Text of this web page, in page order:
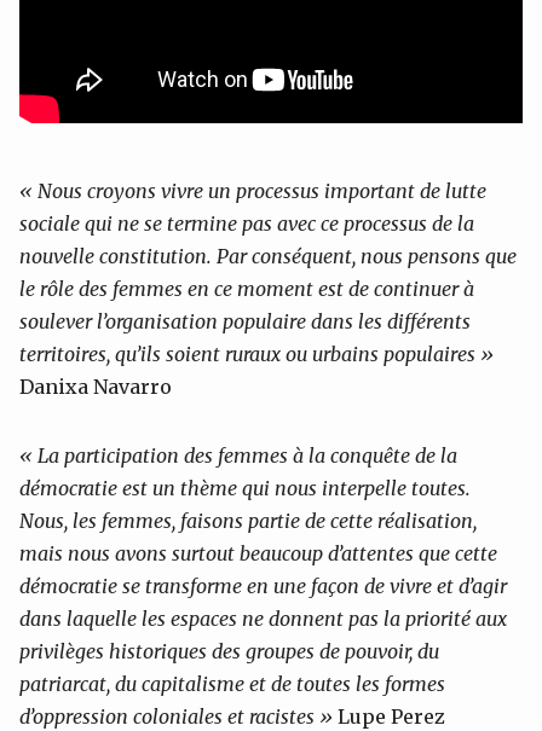
« Nous croyons vivre un processus important de lutte
sociale qui ne se termine pas avec ce processus de la
nouvelle constitution. Par conséquent, nous pensons que
le rôle des femmes en ce moment est de continuer à
soulever l’organisation populaire dans les différents
territoires, qu’ils soient ruraux ou urbains populaires »
Danixa Navarro
« La participation des femmes à la conquête de la
démocratie est un thème qui nous interpelle toutes.
Nous, les femmes, faisons partie de cette réalisation,
mais nous avons surtout beaucoup d’attentes que cette
démocratie se transforme en une façon de vivre et d’agir
dans laquelle les espaces ne donnent pas la priorité aux
privilèges historiques des groupes de pouvoir, du
patriarcat, du capitalisme et de toutes les formes
d’oppression coloniales et racistes » Lupe Perez